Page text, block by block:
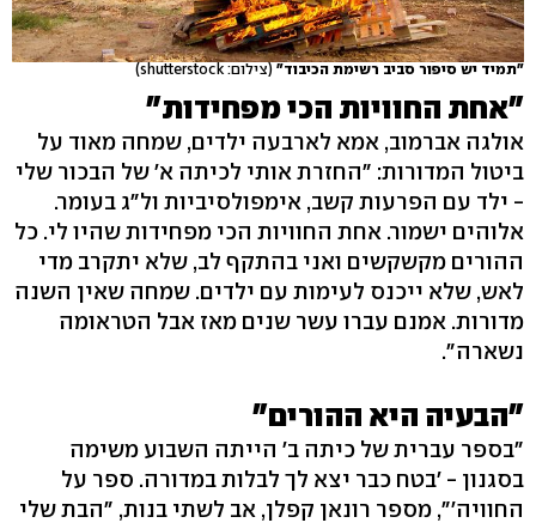
"תמיד יש סיפור סביב רשימת הכיבוד" (צילום: shutterstock)
"אחת החוויות הכי מפחידות"
אולגה אברמוב, אמא לארבעה ילדים, שמחה מאוד על
ביטול המדורות: "החזרת אותי לכיתה א' של הבכור שלי
- ילד עם הפרעות קשב, אימפולסיביות ול"ג בעומר.
אלוהים ישמור. אחת החוויות הכי מפחידות שהיו לי. כל
ההורים מקשקשים ואני בהתקף לב, שלא יתקרב מדי
לאש, שלא ייכנס לעימות עם ילדים. שמחה שאין השנה
מדורות. אמנם עברו עשר שנים מאז אבל הטראומה
נשארה".
"הבעיה היא ההורים"
"בספר עברית של כיתה ב' הייתה השבוע משימה
בסגנון - 'בטח כבר יצא לך לבלות במדורה. ספר על
החוויה'", מספר רונאן קפלן, אב לשתי בנות, "הבת שלי